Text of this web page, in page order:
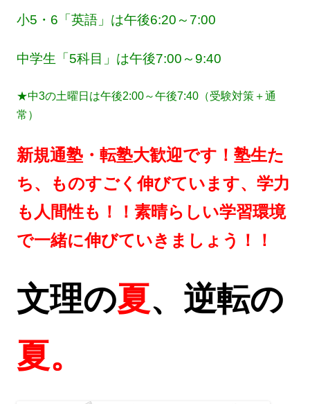
小5・6「英語」は午後6:20～7:00
中学生「5科目」は午後7:00～9:40
★中3の土曜日は午後2:00～午後7:40（受験対策＋通
常）
新規通塾・転塾大歓迎です！塾生た
ち、ものすごく伸びています、学力
も人間性も！！素晴らしい学習環境
で一緒に伸びていきましょう！！
文理の夏、逆転の
夏。